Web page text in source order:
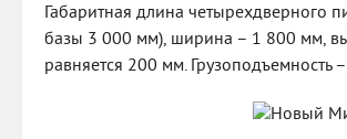
Габаритная длина четырехдверного
базы 3 000 мм), ширина – 1 800 мм,
равняется 200 мм. Грузоподъемность